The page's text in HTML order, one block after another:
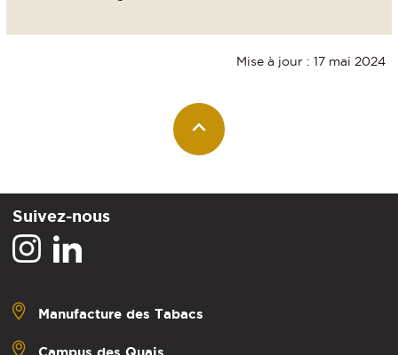
Mise à jour : 17 mai 2024
Suivez-nous
Manufacture des Tabacs